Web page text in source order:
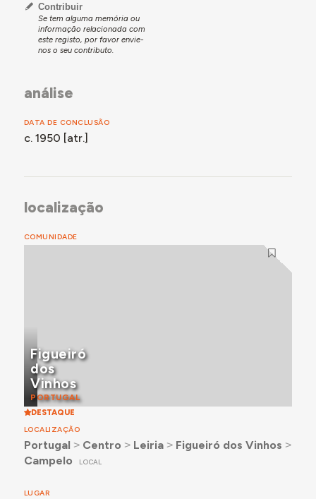
Contribuir
Se tem alguma memória ou
informação relacionada com
este registo, por favor envie-
nos o seu contributo.
análise
DATA DE CONCLUSÃO
c. 1950 [atr.]
localização
COMUNIDADE
Figueiró
dos
Vinhos
PORTUGAL
DESTAQUE
LOCALIZAÇÃO
Portugal ˃ Centro ˃ Leiria˃ Figueiró dos Vinhos ˃
Campelo
LOCAL
LUGAR